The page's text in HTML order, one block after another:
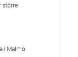
större
i Malmö.